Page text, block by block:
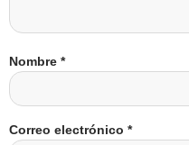
Nombre *
Correo electrónico *